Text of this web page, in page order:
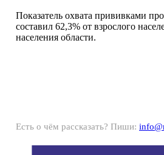
Показатель охвата прививками
составил 62,3% от взрослого
населения области.
Есть о чём рассказать? Пиши: